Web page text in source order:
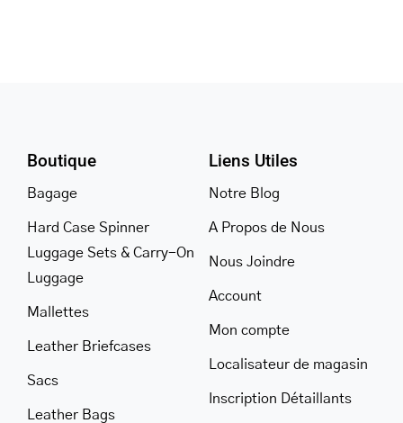
Boutique
Bagage
Hard Case Spinner
Luggage Sets & Carry-On
Luggage
Mallettes
Leather Briefcases
Sacs
Leather Bags
Liens Utiles
Notre Blog
A Propos de Nous
Nous Joindre
Account
Mon compte
Localisateur de magasin
Inscription Détaillants